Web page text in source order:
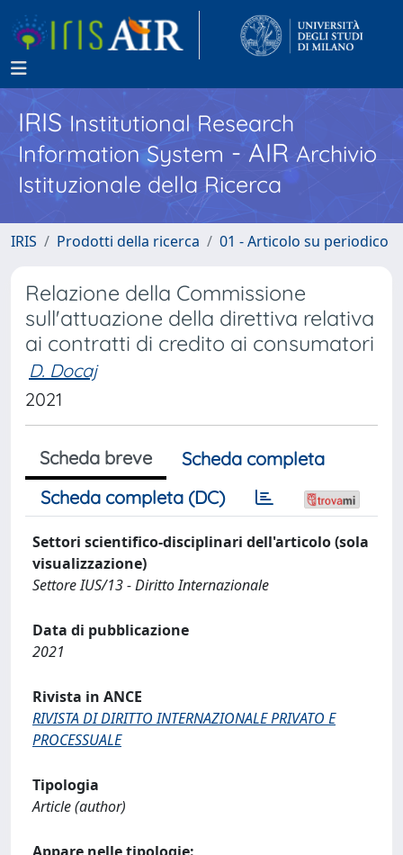
IRISInstitutional Research
Information System - AIR Archivio
Istituzionale della Ricerca
IRIS Prodotti della ricerca 01 - Articolo su periodico
Relazione della Commissione
sull'attuazione della direttiva relativa
ai contratti di credito ai consumatori
D. Docaj
2021
Scheda breve
Scheda completa
Scheda completa (DC)
Settori scientifico-disciplinari dell'articolo (sola
visualizzazione)
Settore IUS/13 - Diritto Internazionale
Data di pubblicazione
2021
Rivista in ANCE
RIVISTA DI DIRITTO INTERNAZIONALE PRIVATO E
PROCESSUALE
Tipologia
Article (author)